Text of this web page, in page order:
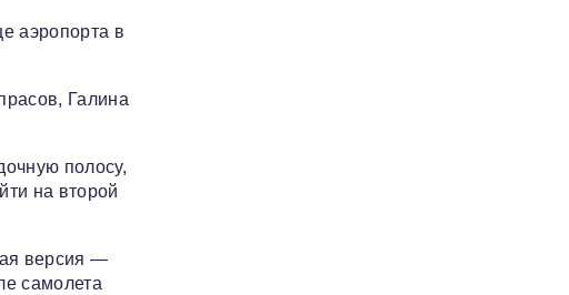
аэропорта в
Галина
полосу,
на второй
версия —
самолета